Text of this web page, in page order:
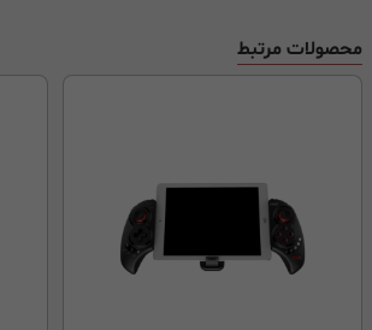
محصولات مرتبط